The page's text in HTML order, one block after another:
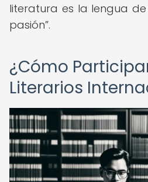
literatura es la lengua
pasión .
¿Cómo
Literarios